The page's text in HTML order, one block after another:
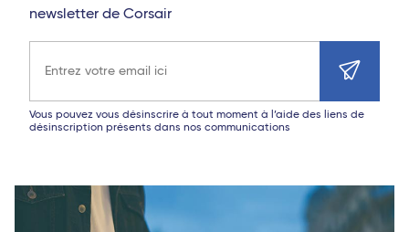
newsletter de Corsair
Vous pouvez vous désinscrire à tout moment à l’aide des liens de
désinscription présents dans nos communications